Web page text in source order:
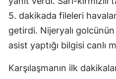
5. dakikada fileleri
getirdi. Nijeryalı golcünün
asist yaptığı bilgisi canlı
Karşılaşmanın ilk